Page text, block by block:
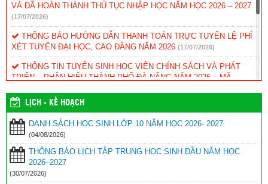
VÀ ĐÃ HOÀN THÀNH THỦ TỤC NHẬP HỌC NĂM HỌC 2026 – 2027
(17/07/2026)
THÔNG BÁO HƯỚNG DẪN THANH TOÁN TRỰC TUYẾN LỆ PHÍ
XÉT TUYỂN ĐẠI HỌC, CAO ĐẲNG NĂM 2026 (17/07/2026)
THÔNG TIN TUYỂN SINH HỌC VIỆN CHÍNH SÁCH VÀ PHÁT
TRIỂN – PHÂN HIỆU THÀNH PHỐ ĐÀ NẴNG NĂM 2026 – MÃ
KẾ HOẠCH TUYỂN SINH BỔ SUNG VÀO LỚP 10 NĂM HỌC 2026
– 2027
(12/07/2026)
Kế hoạch xét thăng hạng chức danh nghề nghiệp viên chức năm
2026 – Sở GD&ĐT
(09/07/2026)
THÔNG BÁO DÀNH CHO HỌC SINH TRÚNG TUYỂN VÀO LỚP
10 NĂM HỌC 2026–2027
LỊCH - KẾ HOẠCH
DANH SÁCH HỌC SINH LỚP 10 NĂM HỌC 2026- 2027
(04/08/2026)
THÔNG BÁO LỊCH TẬP TRUNG HỌC SINH ĐẦU NĂM HỌC
2026–2027
(30/07/2026)